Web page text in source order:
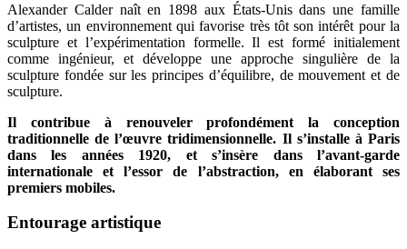
Alexander Calder naît en 1898 aux États-Unis dans une famille
d’artistes, un environnement qui favorise très tôt son intérêt pour la
sculpture et l’expérimentation formelle. Il est formé initialement
comme ingénieur, et développe une approche singulière de la
sculpture fondée sur les principes d’équilibre, de mouvement et de
sculpture.
Il contribue à renouveler profondément la conception
traditionnelle de l’œuvre tridimensionnelle. Il s’installe à Paris
dans les années 1920, et s’insère dans l’avant-garde
internationale et l’essor de l’abstraction, en élaborant ses
premiers mobiles.
Entourage artistique